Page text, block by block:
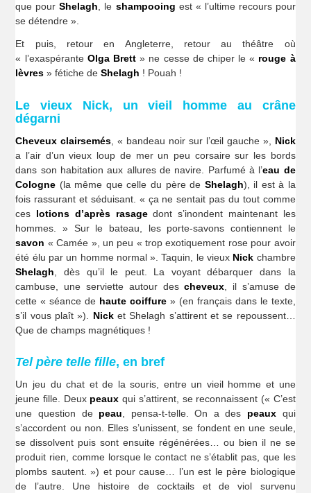
que pourShelagh, le shampooing est « l’ultime recours pour
se détendre ».
Et puis, retour en Angleterre, retour au théâtre où
« l’exaspérante Olga Brett» ne cesse de chiper le « rouge à
lèvres » fétiche deShelagh ! Pouah !
Le vieux Nick, un vieil homme au crâne
dégarni
Cheveux clairsemés , « bandeau noir sur l’œil gauche », Nick
a l’air d’un vieux loup de mer un peu corsaire sur les bords
dans son habitation aux allures de navire. Parfumé à l’eau de
Cologne (la même que celle du père de Shelagh), il est à la
fois rassurant et séduisant. « ça ne sentait pas du tout comme
ces lotions d’après rasagedont s’inondent maintenant les
hommes. » Sur le bateau, les porte-savons contiennent le
savon « Camée », un peu « trop exotiquement rose pour avoir
été élu par un homme normal ». Taquin, le vieux Nick chambre
Shelagh , dès qu’il le peut. La voyant débarquer dans la
cambuse, une serviette autour descheveux , il s’amuse de
cette « séance de haute coiffure » (en français dans le texte,
s’il vous plaît »). Nicket Shelagh s’attirent et se repoussent…
Que de champs magnétiques !
Tel père telle fille, en bref
Un jeu du chat et de la souris, entre un vieil homme et une
jeune fille. Deux peaux qui s’attirent, se reconnaissent (« C’est
une question de peau , pensa-t-telle. On a des peaux qui
s’accordent ou non. Elles s’unissent, se fondent en une seule,
se dissolvent puis sont ensuite régénérées… ou bien il ne se
produit rien, comme lorsque le contact ne s’établit pas, que les
plombs sautent. ») et pour cause… l’un est le père biologique
de l’autre. Une histoire de cocktails et de viol survenu